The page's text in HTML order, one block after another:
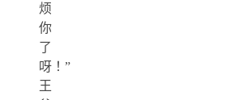
烦
你
了
呀！”
王